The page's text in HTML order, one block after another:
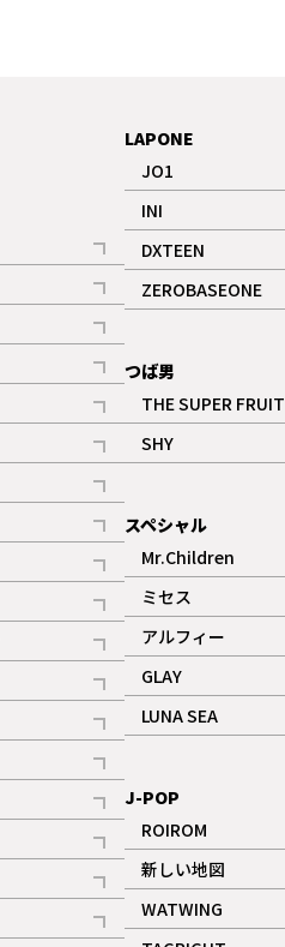
LAPONE
JO1
記事
ギャラリー
INI
記事
ギャラリー
DXTEEN
記事
ギャラリー
ZEROBASEONE
記事
つば男
THE SUPER FRUIT
記事
ギャラリー
SHY
記事
スペシャル
Mr.Children
記事
ミセス
記事
アルフィー
記事
GLAY
記事
LUNA SEA
記事
J-POP
ROIROM
記事
新しい地図
記事
WATWING
記事